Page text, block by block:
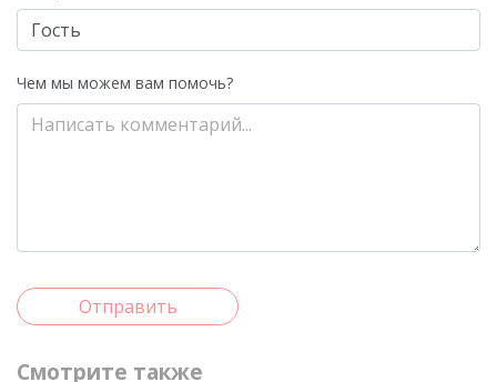
Чем мы можем вам помочь?
Отправить
Смотрите также